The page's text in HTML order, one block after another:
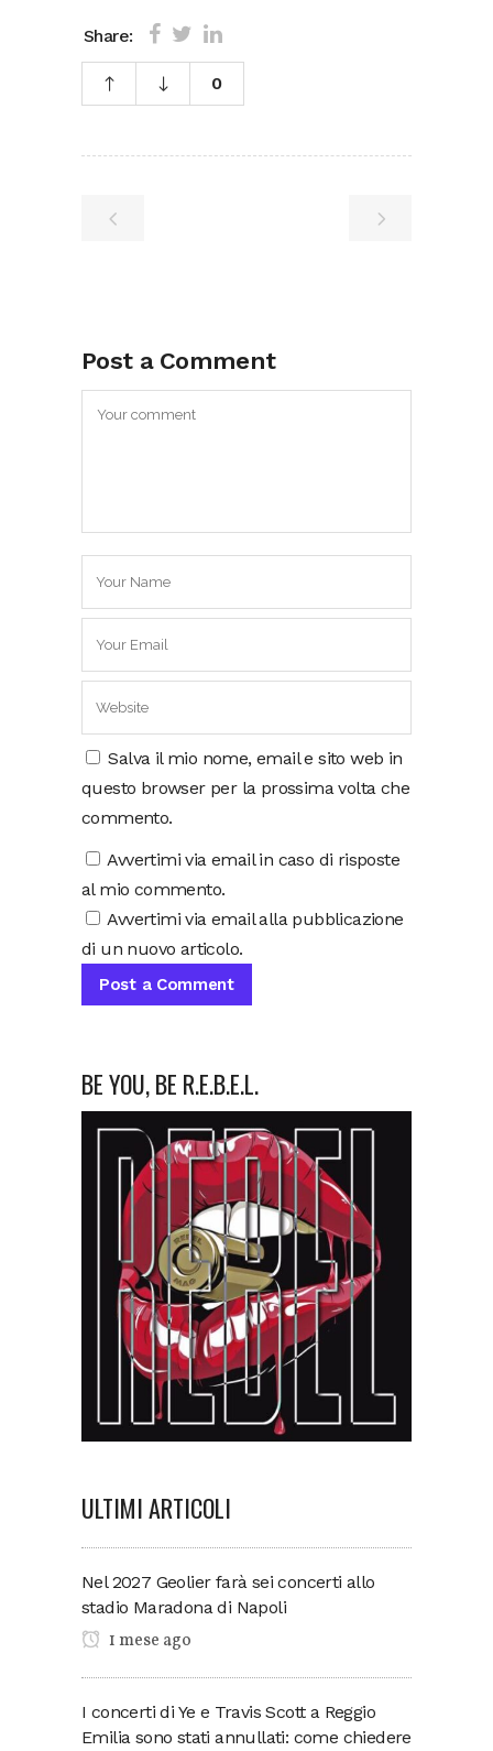
Share:
0
Post a Comment
Salva il mio nome, email e sito web in
questo browser per la prossima volta che
commento.
Avvertimi via email in caso di risposte
al mio commento.
Avvertimi via email alla pubblicazione
di un nuovo articolo.
BE YOU, BE R.E.B.E.L.
ULTIMI ARTICOLI
Nel 2027 Geolier farà sei concerti allo
stadio Maradona di Napoli
1 mese ago
I concerti di Ye e Travis Scott a Reggio
Emilia sono stati annullati: come chiedere